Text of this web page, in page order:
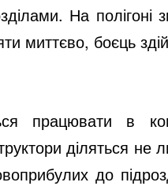
На
миттєво, боєць
працювати в
діляться
до